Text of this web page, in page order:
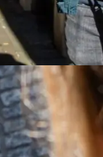
toegevoegd.